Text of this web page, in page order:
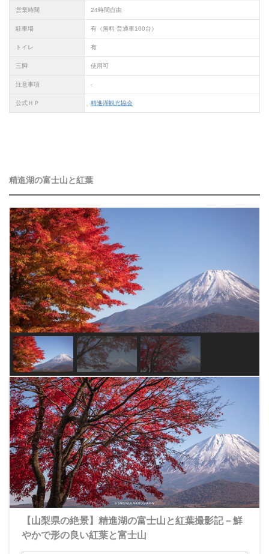
営業時間 24時間自由
駐車場 有（無料 普通車100台）
トイレ 有
三脚 使用可
注意事項 -
公式ＨＰ 精進湖観光協会
精進湖の富士山と紅葉
【山梨県の絶景】精進湖の富士山と紅葉撮影記－鮮
やかで形の良い紅葉と富士山